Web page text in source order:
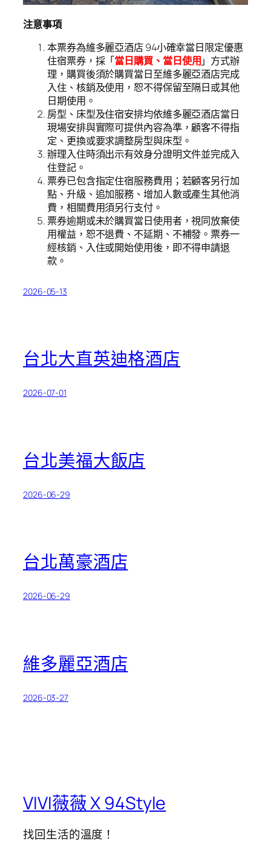
注意事項
本票券為維多麗亞酒店 94小確幸當日限定優惠
住宿票券，採「當日購買、當日使用」方式辦
理，購買後須於購買當日至維多麗亞酒店完成
入住、核銷及使用，恕不得保留至隔日或其他
日期使用。
房型、床型及住宿安排均依維多麗亞酒店當日
現場安排與實際可提供內容為準，顧客不得指
定、更換或要求調整房型與床型。
辦理入住時須出示有效身分證明文件並完成入
住登記。
票券已包含指定住宿服務費用；若顧客另行加
點、升級、追加服務、增加人數或產生其他消
費，相關費用須另行支付。
票券逾期或未於購買當日使用者，視同放棄使
用權益，恕不退費、不延期、不補發。票券一
經核銷、入住或開始使用後，即不得申請退
款。
2026-05-13
台北大直英迪格酒店
2026-07-01
台北美福大飯店
2026-06-29
台北萬豪酒店
2026-06-29
維多麗亞酒店
2026-03-27
VIVI薇薇 X 94Style
找回生活的溫度！